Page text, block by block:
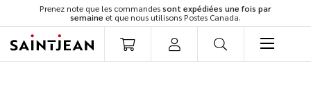
Prenez note que les commandessont expédiées une fois par
semaine et que nous utilisons Postes Canada.